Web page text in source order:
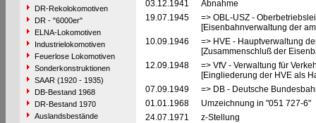
DR-Rekolokomotiven
DR - "6000er"
ELNA-Lokomotiven
Industrielokomotiven
Feuerlose Lokomotiven
Sonderkonstruktionen
SAAR (1920 - 1935)
DB-Bestand 1968
DR-Bestand 1970
Auslandsbestände
03.12.1941
Abnahme
19.07.1945
=> OBL-USZ -
[Eisenbahnverwaltung der
10.09.1946
=> HVE - Hauptverwaltung
[Zusammenschluß der
12.09.1948
=> VfV - Verwaltung für
[Eingliederung der HVE als
07.09.1949
=> DB - Deutsche
01.01.1968
Umzeichnung in "051 727-6"
24.07.1971
z-Stellung